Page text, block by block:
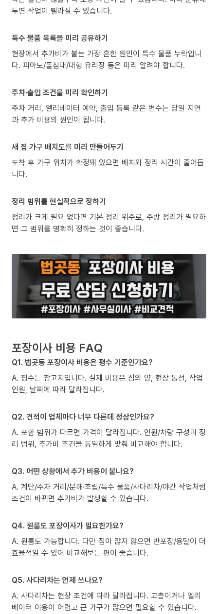
두면 작업이 빨라질 수 있습니다.
특수 물품 목록을 미리 공유하기
현장에서 추가비가 붙는 가장 흔한 원인이 특수 물품 누락입니
다. 피아노/돌침대/대형 유리장 등은 미리 알려야 합니다.
주차·출입 조건을 미리 확인하기
주차 거리, 엘리베이터 예약, 출입 등록 같은 변수는 당일 지연
과 추가 비용의 원인이 됩니다.
새 집 가구 배치도를 미리 만들어두기
도착 후 가구 위치가 확정돼 있으면 배치와 정리 시간이 줄어듭
니다.
정리 범위를 현실적으로 정하기
정리가 크게 필요 없다면 기본 정리 위주로, 주방 정리가 필요하
면 그 범위를 명확히 정하는 것이 좋습니다.
포장이사 비용 FAQ
Q1. 법곳동 포장이사 비용은 평수 기준인가요?
A. 평수는 참고치입니다. 실제 비용은 짐의 양, 현장 동선, 작업
인원, 날짜에 따라 달라집니다.
Q2. 견적이 업체마다 너무 다른데 정상인가요?
A. 포함 범위가 다르면 가격이 달라집니다. 인원/차량 구성과 정
리 범위, 추가비 조건을 동일하게 맞춰 비교해야 합니다.
Q3. 어떤 상황에서 추가 비용이 붙나요?
A. 계단/주차 거리/분해·조립/특수 물품/사다리차/야간 작업처럼
조건이 바뀌면 추가비가 발생할 수 있습니다.
Q4. 원룸도 포장이사가 필요한가요?
A. 원룸도 가능합니다. 다만 짐이 많지 않으면 반포장/용달이 더
효율적일 수 있어 비교해보는 편이 좋습니다.
Q5. 사다리차는 언제 쓰나요?
A. 사다리차는 현장 조건에 따라 달라집니다. 고층이거나 엘리
베이터 이용이 어렵고 큰 가구가 많으면 필요할 수 있습니다.